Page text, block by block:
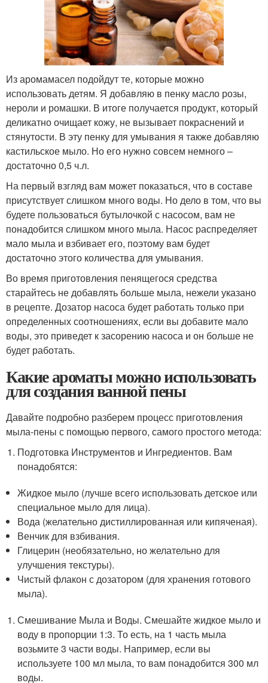
Из аромамасел подойдут те, которые можно
использовать детям. Я добавляю в пенку масло розы,
нероли и ромашки. В итоге получается продукт, который
деликатно очищает кожу, не вызывает покраснений и
стянутости. В эту пенку для умывания я также добавляю
кастильское мыло. Но его нужно совсем немного –
достаточно 0,5 ч.л.
На первый взгляд вам может показаться, что в составе
присутствует слишком много воды. Но дело в том, что вы
будете пользоваться бутылочкой с насосом, вам не
понадобится слишком много мыла. Насос распределяет
мало мыла и взбивает его, поэтому вам будет
достаточно этого количества для умывания.
Во время приготовления пенящегося средства
старайтесь не добавлять больше мыла, нежели указано
в рецепте. Дозатор насоса будет работать только при
определенных соотношениях, если вы добавите мало
воды, это приведет к засорению насоса и он больше не
будет работать.
Какие ароматы можно использовать
для создания ванной пены
Давайте подробно разберем процесс приготовления
мыла-пены с помощью первого, самого простого метода:
Подготовка Инструментов и Ингредиентов. Вам
понадобятся:
Жидкое мыло (лучше всего использовать детское или
специальное мыло для лица).
Вода (желательно дистиллированная или кипяченая).
Венчик для взбивания. ️
Глицерин (необязательно, но желательно для
улучшения текстуры).
Чистый флакон с дозатором (для хранения готового
мыла).
Смешивание Мыла и Воды. Смешайте жидкое мыло и
воду в пропорции 1:3. То есть, на 1 часть мыла
возьмите 3 части воды. Например, если вы
используете 100 мл мыла, то вам понадобится 300 мл
воды.